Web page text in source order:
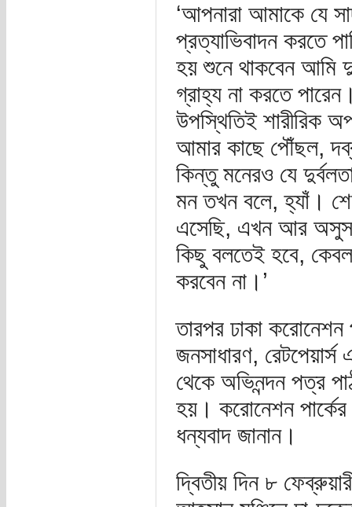
‘আপনারা আমাকে যে
প্রত্যাভিবাদন করতে
হয় শুনে থাকবেন আমি
গ্রাহ্য না করতে
উপস্থিতিই শারীরিক
আমার কাছে পৌঁছল,
কিন্তু মনেরও যে
মন তখন বলে, হ্যাঁ।
এসেছি, এখন আর
কিছু বলতেই হবে,
করবেন না।’
তারপর ঢাকা করোনেশন
জনসাধারণ,
থেকে অভিনন্দন পত্র
হয়। করোনেশন পার্কের
ধন্যবাদ জানান।
দ্বিতীয় দিন ৮